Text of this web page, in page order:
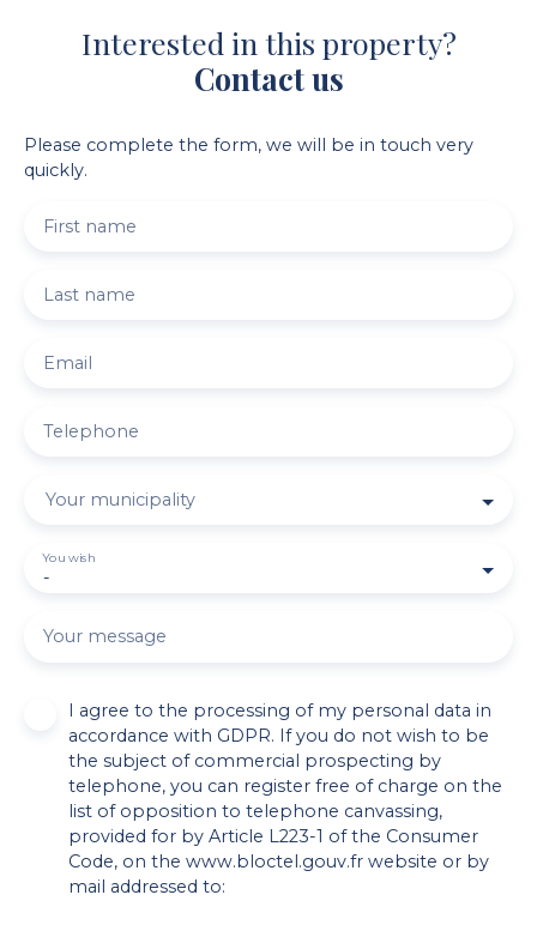
Interested in this property?
Contact us
Please complete the form, we will be in touch very
quickly.
First name
Last name
Email
Telephone
Your municipality
-
You wish
Your message
I agree to the processing of my personal data in
accordance with GDPR. If you do not wish to be
the subject of commercial prospecting by
telephone, you can register free of charge on the
list of opposition to telephone canvassing,
provided for by Article L223-1 of the Consumer
Code, on the www.bloctel.gouv.fr website or by
mail addressed to: